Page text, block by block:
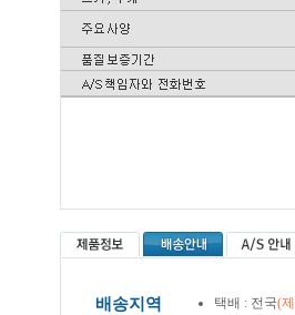
배송지역 택배 : 전국(